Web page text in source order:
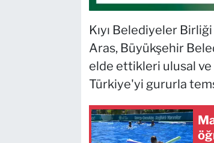
Kıyı Belediyeler
Aras, Büyükşehir
elde ettikleri ulusal ve
Türkiye'yi gururla